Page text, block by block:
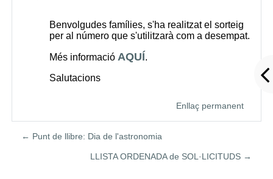
Benvolgudes famílies, s'ha realitzat el sorteig
per al número que s'utilitzarà com a desempat.
Més informació AQUÍ.
Salutacions
Enllaç permanent
← Punt de llibre: Dia de l'astronomia
LLISTA ORDENADA de SOL·LICITUDS →